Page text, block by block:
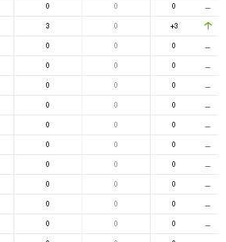
0 0 0
3 0 +3
0 0 0
0 0 0
0 0 0
0 0 0
0 0 0
0 0 0
0 0 0
0 0 0
0 0 0
0 0 0